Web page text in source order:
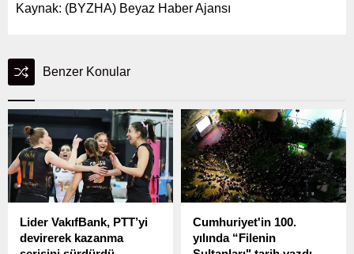
Kaynak: (BYZHA) Beyaz Haber Ajansı
Benzer Konular
Lider VakıfBank, PTT’yi
devirerek kazanma
Cumhuriyet'in 100.
yılında “Filenin